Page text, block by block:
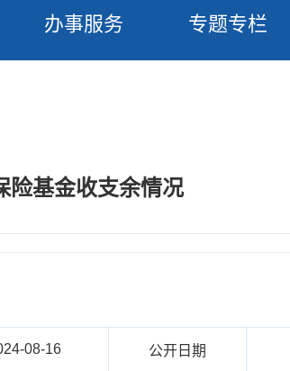
办事服务 专题专栏
险基金收支余情况
08-16 公开日期